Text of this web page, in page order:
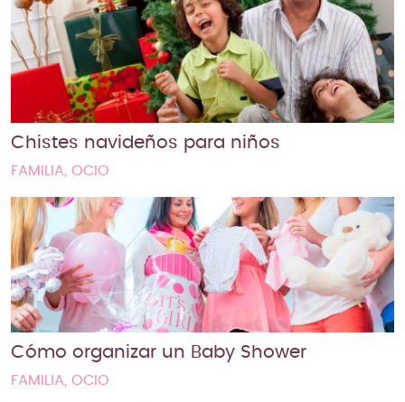
Chistes navideños para niños
FAMILIA, OCIO
Cómo organizar un Baby Shower
FAMILIA, OCIO